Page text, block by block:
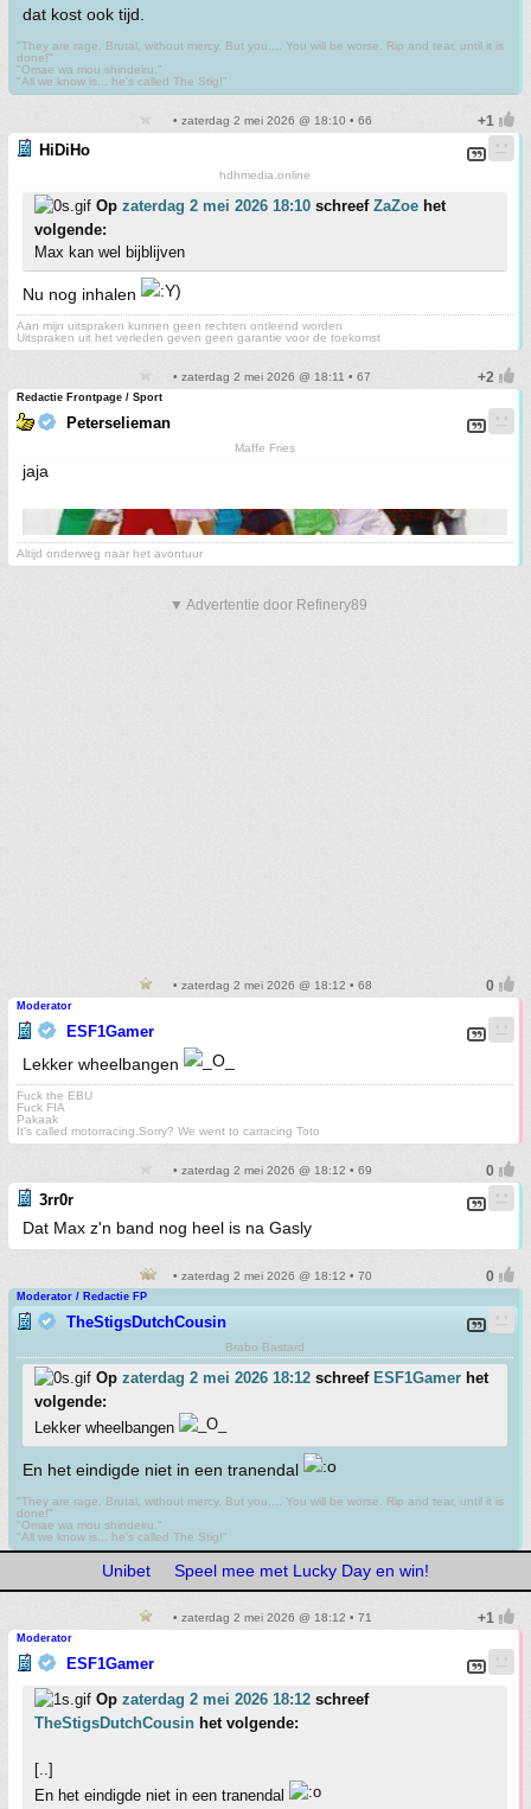
dat kost ook tijd.
"They are rage. Brutal, without mercy. But you.... You will be worse. Rip and tear, until it is
done!"
"Omae wa mou shindeiru."
"All we know is... he's called The Stig!"
• zaterdag 2 mei 2026 @ 18:10 • 66
HiDiHo
hdhmedia.online
Op zaterdag 2 mei 2026 18:10 schreef ZaZoe het
volgende:
Max kan wel bijblijven
Nu nog inhalen
Aan mijn uitspraken kunnen geen rechten ontleend worden
Uitspraken uit het verleden geven geen garantie voor de toekomst
• zaterdag 2 mei 2026 @ 18:11 • 67
Redactie Frontpage / Sport
Peterselieman
Maffe Fries
jaja
Altijd onderweg naar het avontuur
▼ Advertentie door Refinery89
• zaterdag 2 mei 2026 @ 18:12 • 68
Moderator
ESF1Gamer
Lekker wheelbangen
Fuck the EBU
Fuck FIA
Pakaak
It's called motorracing.Sorry? We went to carracing Toto
• zaterdag 2 mei 2026 @ 18:12 • 69
3rr0r
Dat Max z'n band nog heel is na Gasly
• zaterdag 2 mei 2026 @ 18:12 • 70
Moderator / Redactie FP
TheStigsDutchCousin
Brabo Bastard
Op zaterdag 2 mei 2026 18:12 schreef ESF1Gamer het
volgende:
Lekker wheelbangen
En het eindigde niet in een tranendal
"They are rage. Brutal, without mercy. But you.... You will be worse. Rip and tear, until it is
done!"
"Omae wa mou shindeiru."
"All we know is... he's called The Stig!"
Unibet Speel mee met Lucky Day en win!
• zaterdag 2 mei 2026 @ 18:12 • 71
Moderator
ESF1Gamer
Op zaterdag 2 mei 2026 18:12 schreef
TheStigsDutchCousin het volgende:
[..]
En het eindigde niet in een tranendal